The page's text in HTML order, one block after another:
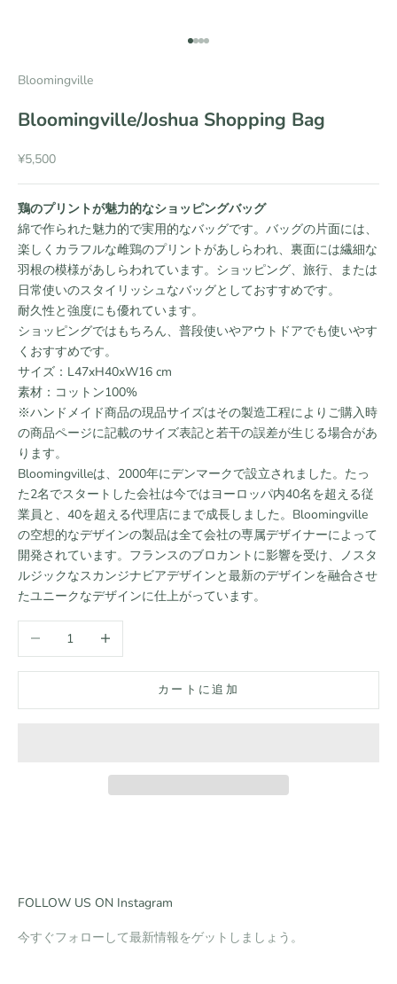
項目に移動する 1
項目に移動する 2
項目に移動する 3
項目に移動する 4
Bloomingville
Bloomingville/Joshua Shopping Bag
セール価格
¥5,500
鶏のプリントが魅力的なショッピングバッグ
綿で作られた魅力的で実用的なバッグです。 バッグの片面には、
楽しくカラフルな雌鶏のプリントがあしらわれ、裏面には繊細な
羽根の模様があしらわれています。ショッピング、旅行、または
日常使いのスタイリッシュなバッグとしておすすめです。
耐久性と強度にも優れています。
ショッピングではもちろん、普段使いやアウトドアでも使いやす
くおすすめです。
サイズ：L47xH40xW16 cm
素材： コットン100%
※ハンドメイド商品の現品サイズはその製造工程によりご購入時
の商品ページに記載のサイズ表記と若干の誤差が生じる場合があ
ります。
Bloomingvilleは、2000年にデンマークで設立されました。たっ
た2名でスタートした会社は今ではヨーロッパ内40名を超える従
業員と、40を超える代理店にまで成長しました。Bloomingville
の空想的なデザインの製品は全て会社の専属デザイナーによって
開発されています。フランスのブロカントに影響を受け、ノスタ
ルジックなスカンジナビアデザインと最新のデザインを融合させ
たユニークなデザインに仕上がっています。
数量を減らす 数量を増やす
カートに追加
FOLLOW US ON Instagram
今すぐフォローして最新情報をゲットしましょう。